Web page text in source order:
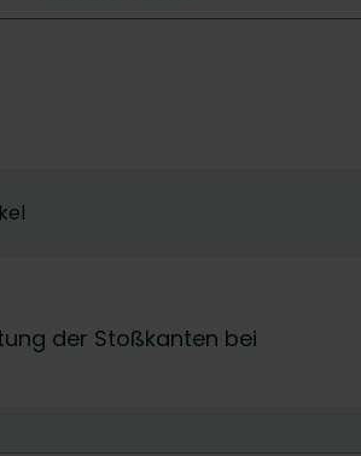
der Stoßkanten bei